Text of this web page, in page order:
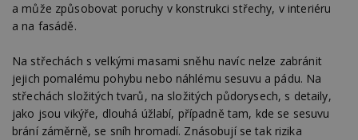
a může způsobovat poruchy v konstrukci střechy, v interiéru
a na fasádě.
Na střechách s velkými masami sněhu navíc nelze zabránit
jejich pomalému pohybu nebo náhlému sesuvu a pádu. Na
střechách složitých tvarů, na složitých půdorysech, s detaily,
jako jsou vikýře, dlouhá úžlabí, případně tam, kde se sesuvu
brání záměrně, se sníh hromadí. Znásobují se tak rizika